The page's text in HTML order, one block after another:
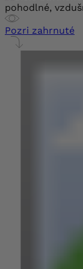
Pozri zahrnuté